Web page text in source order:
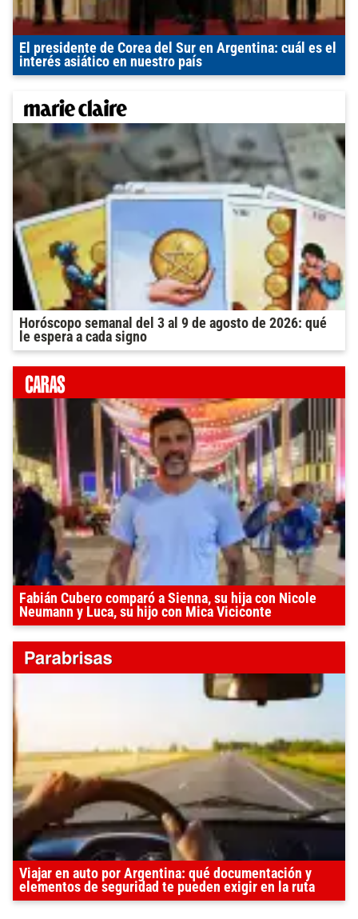
El presidente de Corea del Sur en Argentina: cuál es el
interés asiático en nuestro país
Horóscopo semanal del 3 al 9 de agosto de 2026: qué
le espera a cada signo
Fabián Cubero comparó a Sienna, su hija con Nicole
Neumann y Luca, su hijo con Mica Viciconte
Viajar en auto por Argentina: qué documentación y
elementos de seguridad te pueden exigir en la ruta